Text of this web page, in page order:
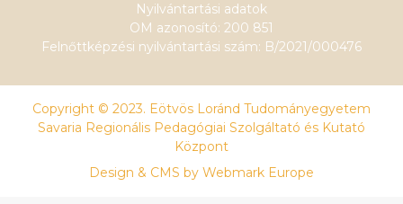
Nyilvántartási adatok
OM azonosító: 200 851
Felnőttképzési nyilvántartási szám: B/2021/000476
Copyright © 2023. Eötvös Loránd Tudományegyetem
Savaria Regionális Pedagógiai Szolgáltató és Kutató
Központ
Design & CMS by Webmark Europe